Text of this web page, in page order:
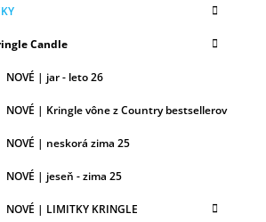
Candle
NOVÉ | jar - leto 26
NOVÉ | Kringle vône z Country bestsellerov
NOVÉ | neskorá zima 25
NOVÉ | jeseň - zima 25
NOVÉ | LIMITKY KRINGLE